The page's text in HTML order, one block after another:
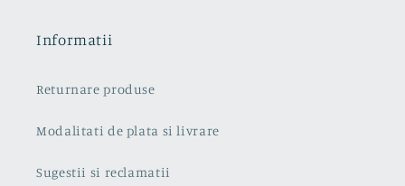
Informatii
Returnare produse
Modalitati de plata si livrare
Sugestii si reclamatii